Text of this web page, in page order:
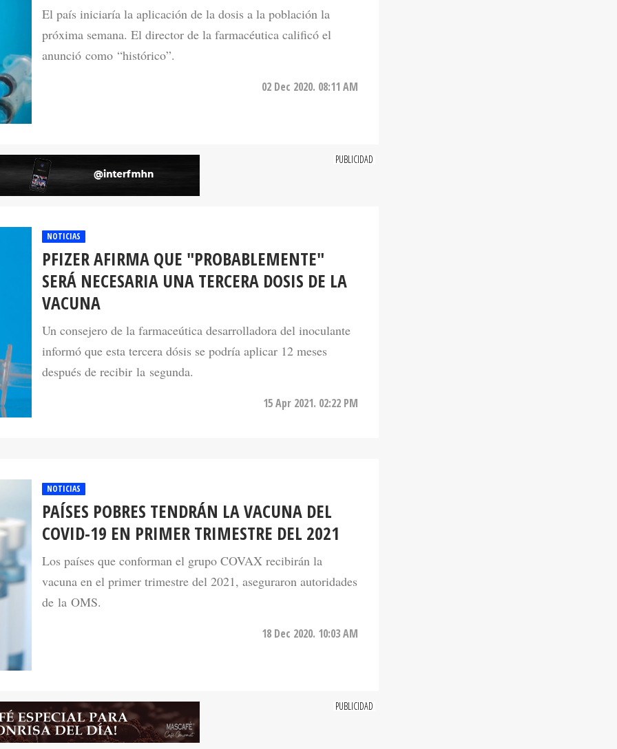
El país iniciaría la aplicación de la dosis a la población la
próxima semana. El director de la farmacéutica calificó el
anunció como “histórico”.
02 Dec 2020. 08:11 AM
NOTICIAS
PFIZER AFIRMA QUE "PROBABLEMENTE"
SERÁ NECESARIA UNA TERCERA DOSIS DE LA
VACUNA
Un consejero de la farmaceútica desarrolladora del inoculante
informó que esta tercera dósis se podría aplicar 12 meses
después de recibir la segunda.
15 Apr 2021. 02:22 PM
NOTICIAS
PAÍSES POBRES TENDRÁN LA VACUNA DEL
COVID-19 EN PRIMER TRIMESTRE DEL 2021
Los países que conforman el grupo COVAX recibirán la
vacuna en el primer trimestre del 2021, aseguraron autoridades
de la OMS.
18 Dec 2020. 10:03 AM